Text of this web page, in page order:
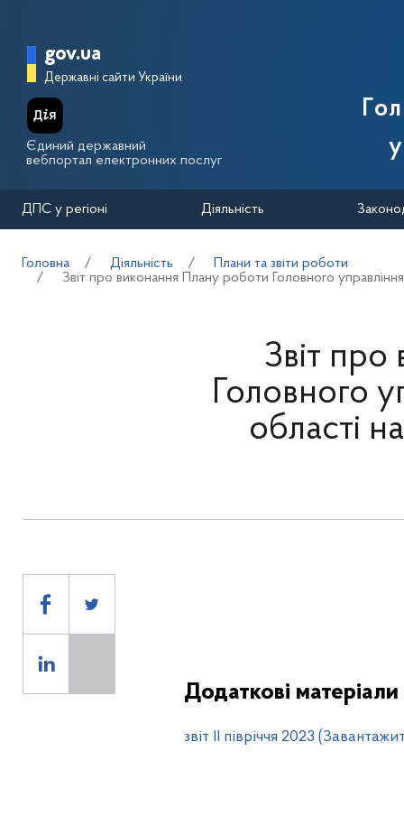
Головна сторінка Державної
gov.ua
Державні сайти України
Єдиний державний
вебпортал електронних послуг
ДПС у регіоні Діяльність
Головна Діяльність
Плани та звіти роботи
Звіт про виконання Плану роботи Головного
Звіт
Головного
області
Додаткові матеріали
звіт ІI півріччя 2023